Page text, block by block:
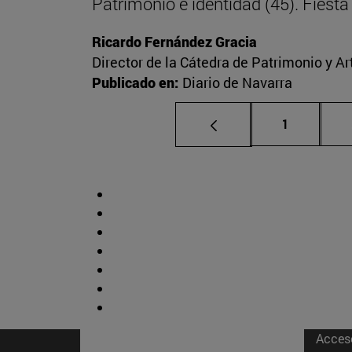
Ricardo Fernández Gracia
Director de la Cátedra de Patrimonio y
Publicado en: Diario de Navarra
Página
1